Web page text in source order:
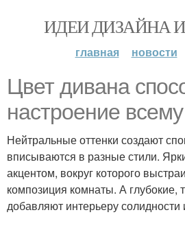
ИДЕИ ДИЗАЙНА
главная новости
Цвет дивана
настроение
Нейтральные оттенки создают
вписываются в разные стили.
акцентом, вокруг которого
композиция комнаты. А глубокие,
добавляют интерьеру солидности